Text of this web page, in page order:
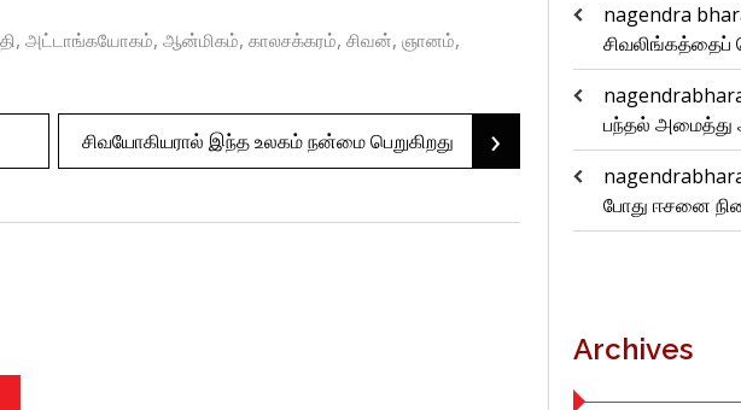
, அட்டாங்கயோகம், ஆன்மிகம், காலசக்கரம், சிவன், ஞானம்,
சிவயோகியரால் இந்த உலகம் நன்மை பெறுகிறது ›
nagendra
சிவலிங்கத்தைப்
பந்தல் அமைத்து
போது ஈசனை
Archives